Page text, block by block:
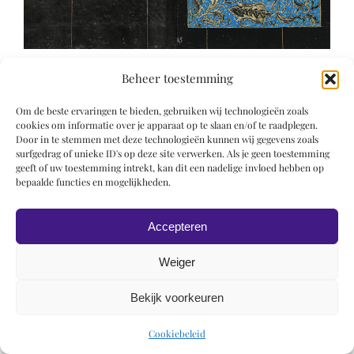
Beheer toestemming
Om de beste ervaringen te bieden, gebruiken wij technologieën zoals
cookies om informatie over je apparaat op te slaan en/of te raadplegen.
Door in te stemmen met deze technologieën kunnen wij gegevens zoals
surfgedrag of unieke ID's op deze site verwerken. Als je geen toestemming
geeft of uw toestemming intrekt, kan dit een nadelige invloed hebben op
bepaalde functies en mogelijkheden.
Accepteren
Weiger
Bekijk voorkeuren
Cookiebeleid
© 2019 Roel Wiechers | Powered byROCK Design